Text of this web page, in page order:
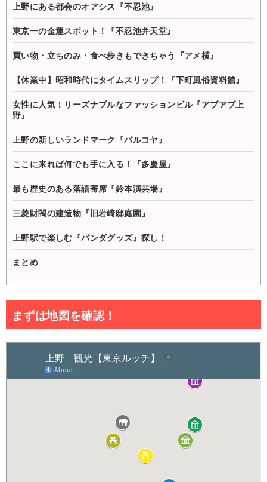
上野にある都会のオアシス『不忍池』
東京一の金運スポット！『不忍池弁天堂』
買い物・立ちのみ・食べ歩きもできちゃう『アメ横』
【休業中】昭和時代にタイムスリップ！『下町風俗資料館』
女性に人気！リーズナブルなファッションビル『アブアブ上
野』
上野の新しいランドマーク『パルコヤ』
ここに来れば何でも手に入る！『多慶屋』
最も歴史のある落語寄席『鈴本演芸場』
三菱財閥の建造物『旧岩崎邸庭園』
上野駅で楽しむ『パンダグッズ』探し！
まとめ
まずは地図を確認！